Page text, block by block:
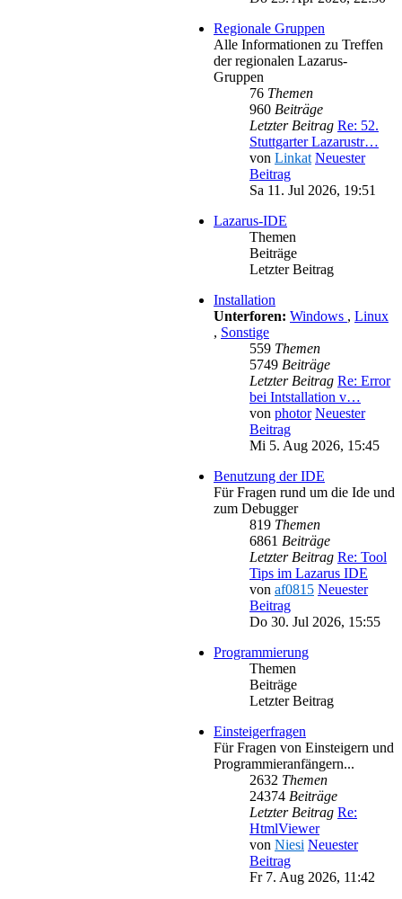
Regionale Gruppen
Alle Informationen zu Treffen
der regionalen Lazarus-
Gruppen
76 Themen
960 Beiträge
Letzter Beitrag Re: 52.
Stuttgarter Lazarustr…
von Linkat Neuester
Beitrag
Sa 11. Jul 2026, 19:51
Lazarus-IDE
Themen
Beiträge
Letzter Beitrag
Installation
Unterforen: Windows , Linux
, Sonstige
559 Themen
5749 Beiträge
Letzter Beitrag Re: Error
bei Intstallation v…
von photor Neuester
Beitrag
Mi 5. Aug 2026, 15:45
Benutzung der IDE
Für Fragen rund um die Ide und
zum Debugger
819 Themen
6861 Beiträge
Letzter Beitrag Re: Tool
Tips im Lazarus IDE
von af0815 Neuester
Beitrag
Do 30. Jul 2026, 15:55
Programmierung
Themen
Beiträge
Letzter Beitrag
Einsteigerfragen
Für Fragen von Einsteigern und
Programmieranfängern...
2632 Themen
24374 Beiträge
Letzter Beitrag Re:
HtmlViewer
von Niesi Neuester
Beitrag
Fr 7. Aug 2026, 11:42